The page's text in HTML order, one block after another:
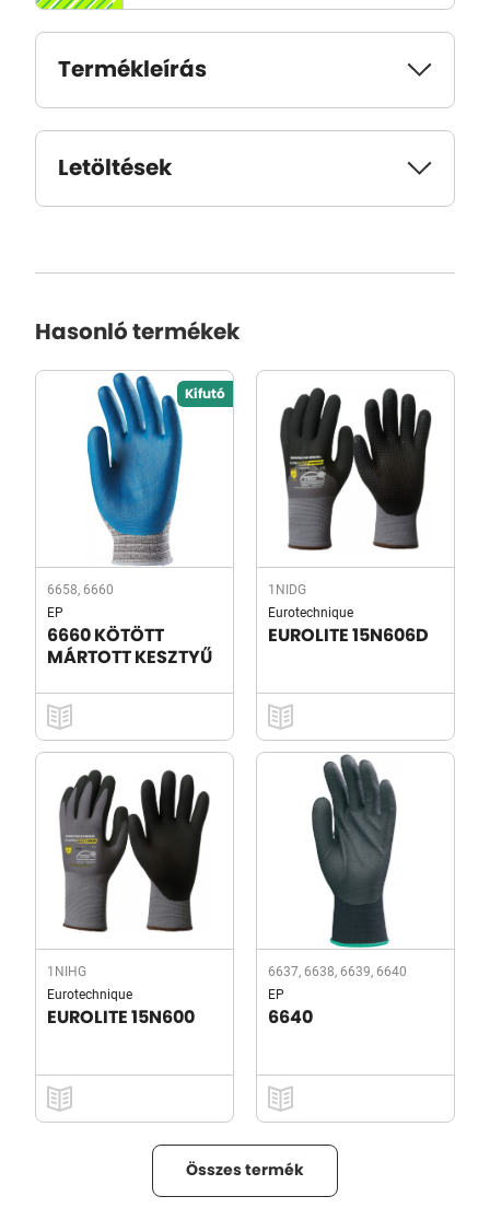
Termékleírás
Letöltések
Hasonló termékek
Kifutó
6658, 6660
EP
6660 KÖTÖTT
MÁRTOTT KESZTYŰ
1NIDG
Eurotechnique
EUROLITE 15N606D
1NIHG
Eurotechnique
EUROLITE 15N600
6637, 6638, 6639, 6640
EP
6640
Összes termék